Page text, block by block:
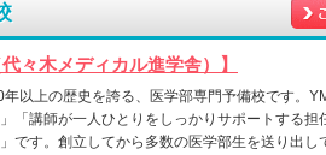
々木メディカル進学舎）】
以上の歴史を誇る、医学部専門予備校です。
「講師が一人ひとりをしっかりサポートする担
です。創立してから多数の医学部生を送り出